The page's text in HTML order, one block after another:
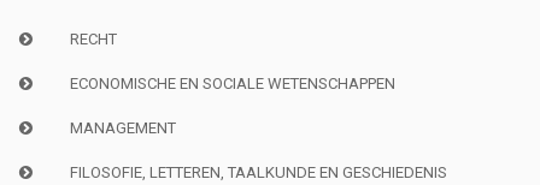
RECHT
ECONOMISCHE EN SOCIALE WETENSCHAPPEN
MANAGEMENT
FILOSOFIE, LETTEREN, TAALKUNDE EN GESCHIEDENIS